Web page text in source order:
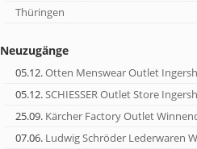
Thüringen
Neuzugänge
05.12.Otten Menswear Outlet
05.12.SCHIESSER Outlet Store
25.09. Kärcher Factory Outlet
07.06. Ludwig Schröder Lederwaren